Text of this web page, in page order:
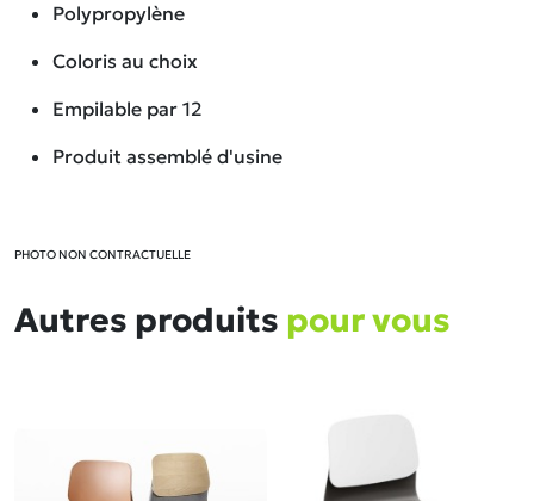
Polypropylène
Coloris au choix
Empilable par 12
Produit assemblé d'usine
PHOTO NON CONTRACTUELLE
Autres produits pour vous